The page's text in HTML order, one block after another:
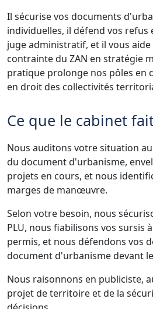
Il sécurise vos documents
individuelles, il défend vos refus
juge administratif, et il vous
contrainte du ZAN en stratégie
pratique prolonge nos pôles en
en droit des collectivités
Ce que le cabinet
Nous auditons votre situation
du document d'urbanisme,
projets en cours, et nous
marges de manœuvre.
Selon votre besoin, nous
PLU, nous fiabilisons vos sursis
permis, et nous défendons vos
document d'urbanisme devant
Nous raisonnons en publiciste,
projet de territoire et de la